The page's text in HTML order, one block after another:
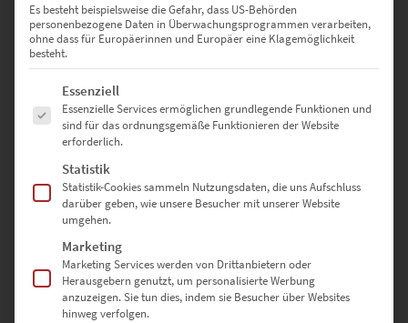
EZ00809 Morgan 4/4
€24,90–€ 999,00
Wenn Du Gärtringen Bilder kaufen willst, dann bist Du hier richtig.
Hier gibt es hochwertige Fotografien, die in Gärtringen entstanden
sind und als Wandbild bestellt werden können; z.B. als Leinwand
Es besteht beispielsweise die Gefahr, dass US-Behörden
personenbezogene Daten in Überwachungsprogrammen verarbeiten,
ohne dass für Europäerinnen und Europäer eine Klagemöglichkeit
besteht.
Es folgt eine Liste der Service-Gruppen, für die eine Einwilligung
Essenziell
Essenzielle Services ermöglichen grundlegende Funktionen und
sind für das ordnungsgemäße Funktionieren der Website
erforderlich.
Statistik
Statistik-Cookies sammeln Nutzungsdaten, die uns Aufschluss
darüber geben, wie unsere Besucher mit unserer Website
umgehen.
Marketing
Marketing Services werden von Drittanbietern oder
Herausgebern genutzt, um personalisierte Werbung
anzuzeigen. Sie tun dies, indem sie Besucher über Websites
hinweg verfolgen.